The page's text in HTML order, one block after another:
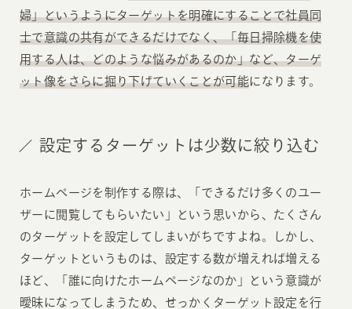
婦」というようにターゲットを明確にすることで社員同
士で意識の共有ができるだけでなく、「毎日掃除機を使
用する人は、どのような悩みがあるのか」など、ターゲ
ット像をさらに掘り下げていくことが可能になります。
設定するターゲットは少数に絞り込む
ホームページを制作する際は、「できるだけ多くのユー
ザーに閲覧してもらいたい」という思いから、たくさん
のターゲットを設定してしまいがちですよね。しかし、
ターゲットというものは、設定する数が増えれば増える
ほど、「誰に向けたホームページなのか」という意識が
曖昧になってしまうため、せっかくターゲット設定を行